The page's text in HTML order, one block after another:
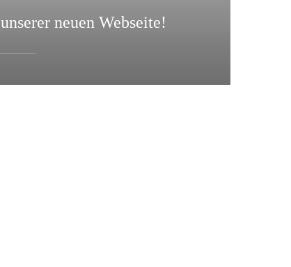
unserer neuen Webseite!